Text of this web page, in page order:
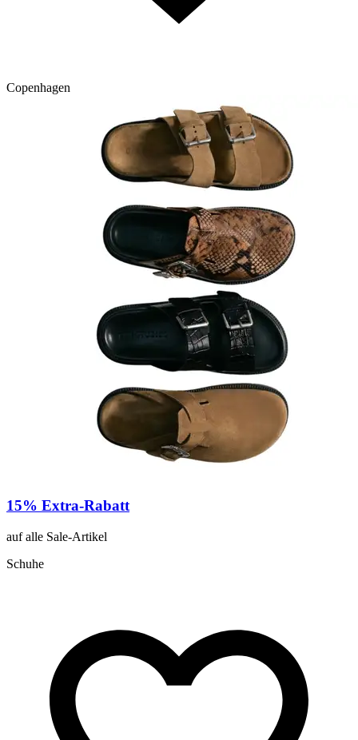
Copenhagen
15% Extra-Rabatt
auf alle Sale-Artikel
Schuhe